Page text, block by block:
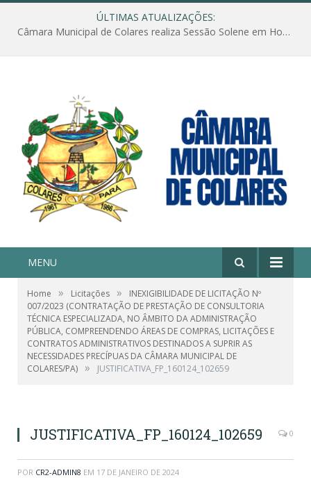
ÚLTIMAS ATUALIZAÇÕES:
Câmara Municipal de Colares realiza Sessão Solene em Homenagem ao Dia das Mães
MENU
Home » Licitações »
INEXIGIBILIDADE DE LICITAÇÃO Nº
007/2023 (CONTRATAÇÃO DE PRESTAÇÃO DE CONSULTORIA
TÉCNICA ESPECIALIZADA, NO ÂMBITO DA ADMINISTRAÇÃO
PÚBLICA, COMPREENDENDO ÁREAS DE COMPRAS, LICITAÇÕES E
CONTRATOS ADMINISTRATIVOS DESTINADOS A SUPRIR AS
NECESSIDADES PRECÍPUAS DA CÂMARA MUNICIPAL DE
COLARES/PA) » JUSTIFICATIVA_FP_160124_102659
JUSTIFICATIVA_FP_160124_102659 0
POR CR2-ADMIN8 EM 17 DE JANEIRO DE 2024